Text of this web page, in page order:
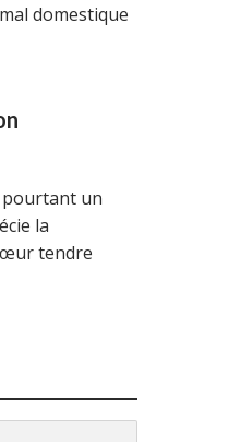
domestique
pourtant un
la
tendre